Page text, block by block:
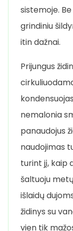
sistemoje.
grindiniu
itin dažnai.
Prijungus
nemalonia
panaudojus
naudojimas
turint jį, kaip
šaltuoju
išlaidų
židinys su
vien tik